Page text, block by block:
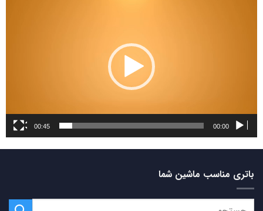
00:00
00:45
باتری مناسب ماشین شما